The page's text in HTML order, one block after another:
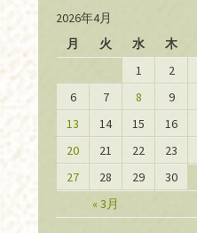
2026年4月
月
火 水 木
« 3月
1 2
6
7 8 9
13
14 15 16
20
21 22 23
27
28 29 30